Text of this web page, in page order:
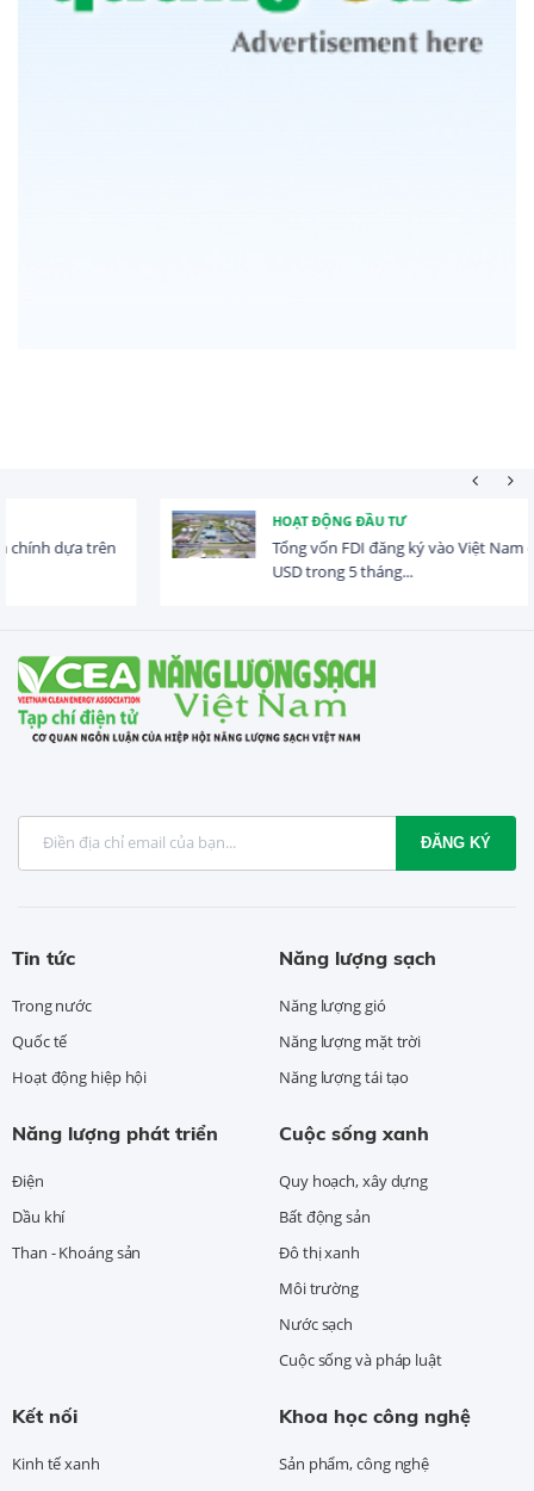
HOẠT ĐỘNG ĐẦU TƯ
Tổng vốn FDI đăng ký vào Việt Nam đạt gần 25 tỷ
ĐĂNG KÝ
Tin tức
Trong nước
Quốc tế
Hoạt động hiệp hội
Năng lượng sạch
Năng lượng gió
Năng lượng mặt trời
Năng lượng tái tạo
Năng lượng phát triển
Điện
Dầu khí
Than - Khoáng sản
Cuộc sống xanh
Quy hoạch, xây dựng
Bất động sản
Đô thị xanh
Môi trường
Nước sạch
Cuộc sống và pháp luật
Kết nối
Kinh tế xanh
Khoa học công nghệ
Sản phẩm, công nghệ